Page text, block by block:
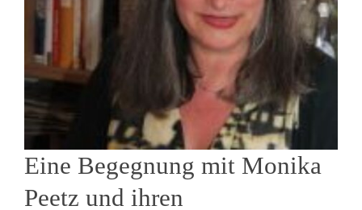
Eine Begegnung mit Monika
Peetz und ihren